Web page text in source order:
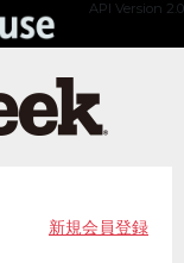
API Version 2.0
新規会員登録